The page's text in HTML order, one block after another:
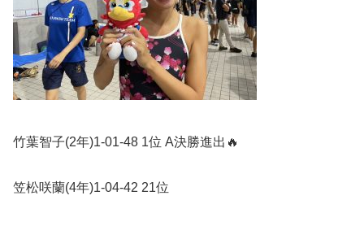
竹葉智子(2年)1-01-48 1位 A決勝進出 🔥
笠松咲蘭(4年)1-04-42 21位